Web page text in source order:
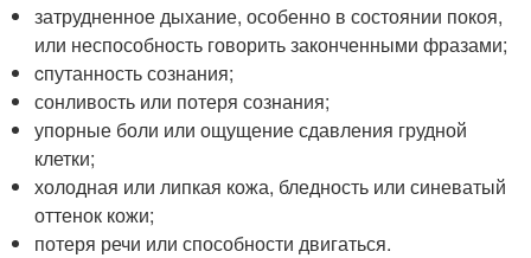
затрудненное дыхание, особенно в состоянии покоя,
или неспособность говорить законченными фразами;
cпутанность сознания;
сонливость или потеря сознания;
упорные боли или ощущение сдавления грудной
клетки;
холодная или липкая кожа, бледность или синеватый
оттенок кожи;
потеря речи или способности двигаться.